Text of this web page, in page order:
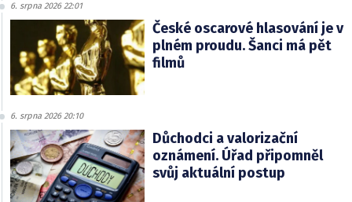
6. srpna 2026 22:01
České oscarové hlasování je v
plném proudu. Šanci má pět
filmů
6. srpna 2026 20:10
Důchodci a valorizační
oznámení. Úřad připomněl
svůj aktuální postup